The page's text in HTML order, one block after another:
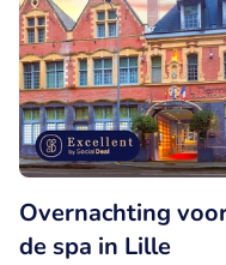
Overnachting
de spa in Lille